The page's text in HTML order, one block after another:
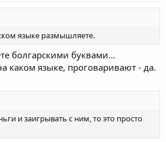
языке размышляете.
болгарскими буквами...
каком языке, проговаривают - да.
и заигрывать с ним, то это просто